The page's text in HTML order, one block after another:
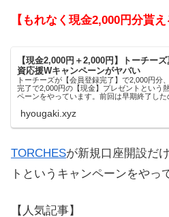
【もれなく現金2,000円分貰え
【現金2,000円＋2,000円】トーチー
資応援Wキャンペーンがヤバい
トーチーズが【会員登録完了】で2,000円分
完了で2,000円の【現金】プレゼントという
ペーンをやっています。前回は早期終了した
hyougaki.xyz
TORCHESが新規口座開設だ
トというキャンペーンをやっ
【人気記事】